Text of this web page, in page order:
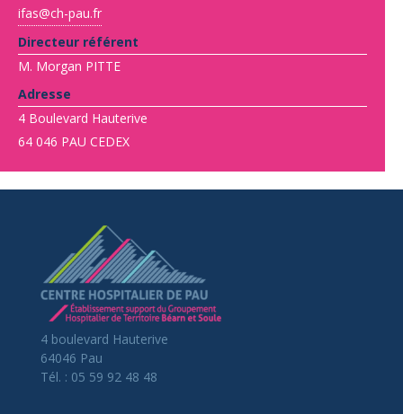
ifas@ch-pau.fr
Directeur référent
M. Morgan PITTE
Adresse
4 Boulevard Hauterive
64 046 PAU CEDEX
4 boulevard Hauterive
64046 Pau
Tél. : 05 59 92 48 48